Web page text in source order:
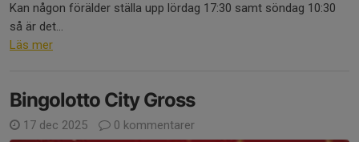
Kan någon förälder ställa upp lördag 17:30 samt söndag 10:30
så är det...
Läs mer
Bingolotto City Gross
17 dec 2025 0 kommentarer